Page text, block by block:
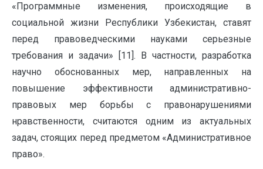
«Программные изменения, происходящие в
социальной жизни Республики Узбекистан, ставят
перед правоведческими науками серьезные
требования и задачи» [11]. В частности, разработка
научно обоснованных мер, направленных на
повышение эффективности административно-
правовых мер борьбы с правонарушениями
нравственности, считаются одним из актуальных
задач, стоящих перед предметом «Административное
право».